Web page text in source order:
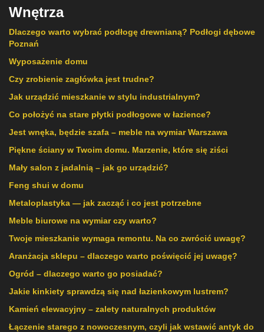
Wnętrza
Dlaczego warto wybrać podłogę drewnianą? Podłogi dębowe
Poznań
Wyposażenie domu
Czy zrobienie zagłówka jest trudne?
Jak urządzić mieszkanie w stylu industrialnym?
Co położyć na stare płytki podłogowe w łazience?
Jest wnęka, będzie szafa – meble na wymiar Warszawa
Piękne ściany w Twoim domu. Marzenie, które się ziści
Mały salon z jadalnią – jak go urządzić?
Feng shui w domu
Metaloplastyka — jak zacząć i co jest potrzebne
Meble biurowe na wymiar czy warto?
Twoje mieszkanie wymaga remontu. Na co zwrócić uwagę?
Aranżacja sklepu – dlaczego warto poświęcić jej uwagę?
Ogród – dlaczego warto go posiadać?
Jakie kinkiety sprawdzą się nad łazienkowym lustrem?
Kamień elewacyjny – zalety naturalnych produktów
Łączenie starego z nowoczesnym, czyli jak wstawić antyk do